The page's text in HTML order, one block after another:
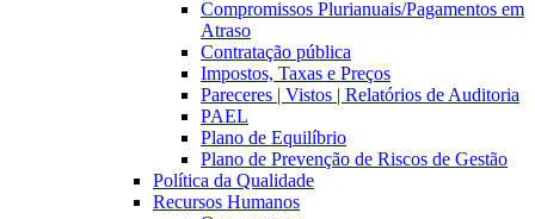
Compromissos Plurianuais/Pagamentos em
Atraso
Contratação pública
Impostos, Taxas e Preços
Pareceres | Vistos | Relatórios de Auditoria
PAEL
Plano de Equilíbrio
Plano de Prevenção de Riscos de Gestão
Política da Qualidade
Recursos Humanos